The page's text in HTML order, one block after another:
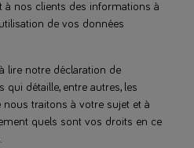
nos clients des informations à
de vos données
lire notre déclaration de
qui détaille, entre autres, les
traitons à votre sujet et à
quels sont vos droits en ce